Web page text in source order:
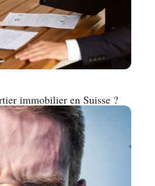
immobilier en Suisse ?